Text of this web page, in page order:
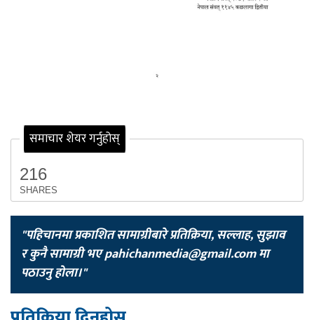
समाचार शेयर गर्नुहोस्
216
SHARES
"पहिचानमा प्रकाशित सामाग्रीबारे प्रतिक्रिया, सल्लाह, सुझाव
र कुनै सामाग्री भएpahichanmedia@gmail.comमा
पठाउनु होला।"